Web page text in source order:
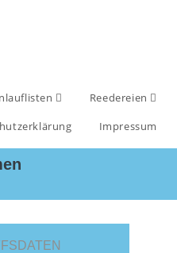
Reedereien
Impressum